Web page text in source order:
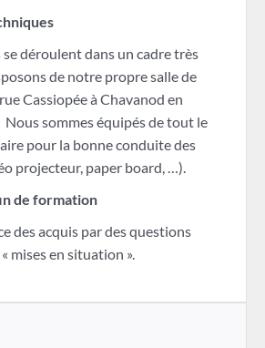
déroulent dans un cadre très
de notre propre salle de
Cassiopée à Chavanod en
Nous sommes équipés de tout le
pour la bonne conduite des
projecteur, paper board, …).
de formation
des acquis par des questions
mises en situation ».